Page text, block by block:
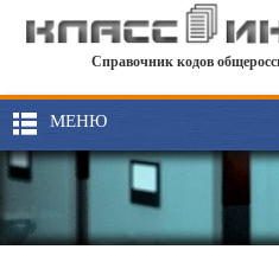
Справочник кодов
МЕНЮ